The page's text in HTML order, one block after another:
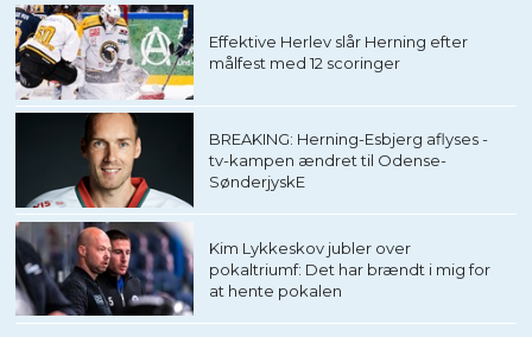
Effektive Herlev slår Herning efter
målfest med 12 scoringer
BREAKING: Herning-Esbjerg aflyses -
tv-kampen ændret til Odense-
SønderjyskE
Kim Lykkeskov jubler over
pokaltriumf: Det har brændt i mig for
at hente pokalen